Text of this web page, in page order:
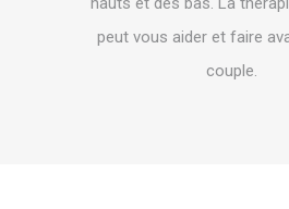
peut vous aider et faire
couple.